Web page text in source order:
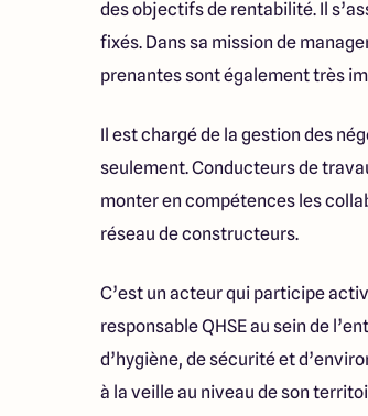
des objectifs de rentabilité. Il
fixés. Dans sa mission de
prenantes sont également très
Il est chargé de la gestion des
seulement. Conducteurs de
monter en compétences les
réseau de constructeurs.
C’est un acteur qui participe
responsable QHSE au sein de
d’hygiène, de sécurité et
à la veille au niveau de son